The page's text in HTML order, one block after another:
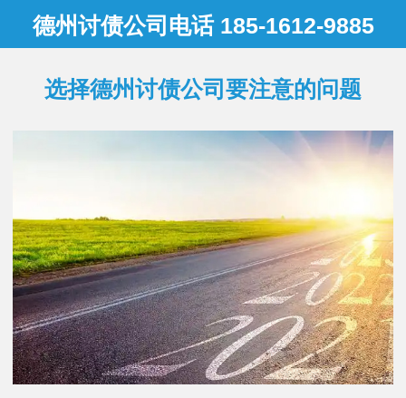
德州讨债公司电话 185-1612-9885
选择德州讨债公司要注意的问题